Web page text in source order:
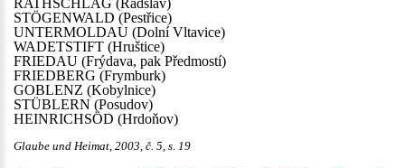
RATHSCHLAG (Radslav)
STÖGENWALD (Pestřice)
UNTERMOLDAU (Dolní Vltavice)
WADETSTIFT (Hruštice)
FRIEDAU (Frýdava, pak Předmostí)
FRIEDBERG (Frymburk)
GOBLENZ (Kobylnice)
STÜBLERN (Posudov)
HEINRICHSÖD (Hrdoňov)
Glaube und Heimat, 2003, č. 5, s. 19